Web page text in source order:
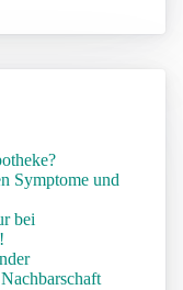
Symptome und
bei